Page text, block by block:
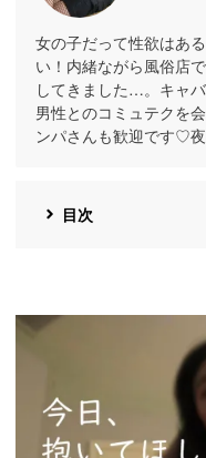
女の子だって性欲はあ
い！内緒ながら風俗店
してきました…。キャ
男性とのコミュテクを
ンパさんも歓迎です♡
目次
https://pcmax.jp/lp/?